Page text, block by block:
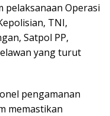
Operasi
TNI,
Satpol PP,
yang turut
pengamanan
memastikan